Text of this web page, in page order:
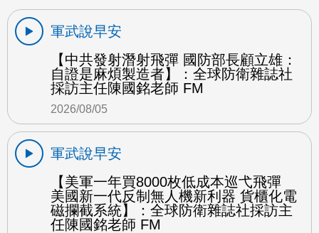
軍武說早安
【中共發射潛射飛彈 國防部長顧立雄：
自證是麻煩製造者】：全球防衛雜誌社
採訪主任陳國銘老師 FM
2026/08/05
軍武說早安
【美軍一年買8000枚低成本巡弋飛彈
美國新一代反制無人機新利器 貨櫃化電
磁攔截系統】：全球防衛雜誌社採訪主
任陳國銘老師 FM